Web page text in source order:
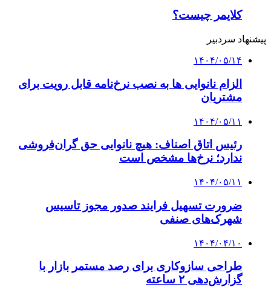
کلایمر چیست؟
پیشنهاد سردبیر
۱۴۰۴/۰۵/۱۴
الزام نانوایی ها به نصب نرخ‌نامه قابل رویت برای
مشتریان
۱۴۰۴/۰۵/۱۱
رئیس اتاق اصناف: هیچ نانوایی حق گران‌فروشی
ندارد؛ نرخ‌ها مشخص است
۱۴۰۴/۰۵/۱۱
ضرورت تسهیل فرایند صدور مجوز تاسیس
شهرک‌های صنفی
۱۴۰۴/۰۴/۱۰
طراحی سازوکاری برای رصد مستمر بازار با
گزارش‌دهی ۲ ساعته